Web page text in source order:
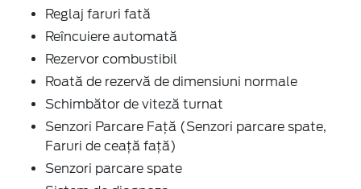
Reglaj faruri fată
Reîncuiere automată
Rezervor combustibil
Roată de rezervă de dimensiuni normale
Schimbător de viteză turnat
Senzori Parcare Faţă (Senzori parcare spate,
Faruri de ceaţă faţă)
Senzori parcare spate